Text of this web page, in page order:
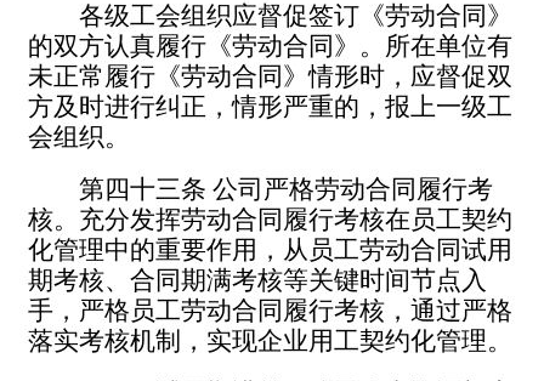
各级工会组织应督促签订《劳动合同》
的双方认真履行《劳动合同》。所在单位有
未正常履行《劳动合同》情形时，应督促双
方及时进行纠正，情形严重的，报上一级工
会组织。
第四十三条 公司严格劳动合同履行考
核。充分发挥劳动合同履行考核在员工契约
化管理中的重要作用，从员工劳动合同试用
期考核、合同期满考核等关键时间节点入
手，严格员工劳动合同履行考核，通过严格
落实考核机制，实现企业用工契约化管理。